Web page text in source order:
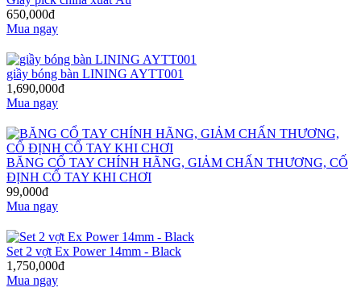
650,000đ
Mua ngay
giầy bóng bàn LINING AYTT001
1,690,000đ
Mua ngay
BĂNG CỔ TAY CHÍNH HÃNG, GIẢM CHẤN THƯƠNG, CỐ
ĐỊNH CỔ TAY KHI CHƠI
99,000đ
Mua ngay
Set 2 vợt Ex Power 14mm - Black
1,750,000đ
Mua ngay